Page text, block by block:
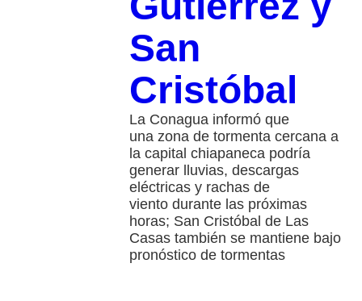
San
Cristóbal
La Conagua informó que
una zona de tormenta cercana a
la capital chiapaneca podría
generar lluvias, descargas
eléctricas y rachas de
viento durante las próximas
horas; San Cristóbal de Las
Casas también se mantiene bajo
pronóstico de tormentas